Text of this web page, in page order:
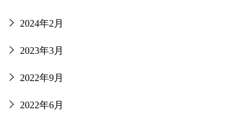
2024年2月
2023年3月
2022年9月
2022年6月